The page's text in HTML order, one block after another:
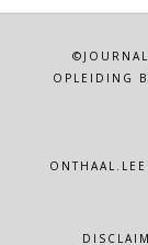
OPLEIDING